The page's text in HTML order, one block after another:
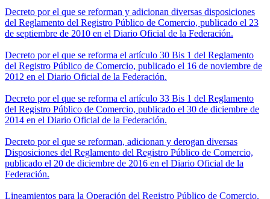
Decreto por el que se reforman y adicionan diversas disposiciones
del Reglamento del Registro Público de Comercio, publicado el 23
de septiembre de 2010 en el Diario Oficial de la Federación.
Decreto por el que se reforma el artículo 30 Bis 1 del Reglamento
del Registro Público de Comercio, publicado el 16 de noviembre de
2012 en el Diario Oficial de la Federación.
Decreto por el que se reforma el artículo 33 Bis 1 del Reglamento
del Registro Público de Comercio, publicado el 30 de diciembre de
2014 en el Diario Oficial de la Federación.
Decreto por el que se reforman, adicionan y derogan diversas
Disposiciones del Reglamento del Registro Público de Comercio,
publicado el 20 de diciembre de 2016 en el Diario Oficial de la
Federación.
Lineamientos para la Operación del Registro Público de Comercio.